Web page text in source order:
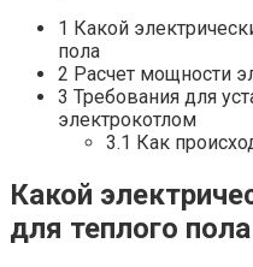
1 Какой
пола
2 Расчет мощности
3 Требования для
электрокотлом
3.1 Как
Какой
для теплого пола